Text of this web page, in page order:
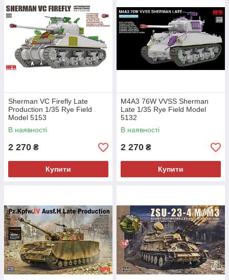
Sherman VC Firefly Late
Production 1/35 Rye Field
Model 5153
В наявності
2 270 ₴
Купити
M4A3 76W VVSS Sherman
Late 1/35 Rye Field Model
5132
В наявності
2 270 ₴
Купити